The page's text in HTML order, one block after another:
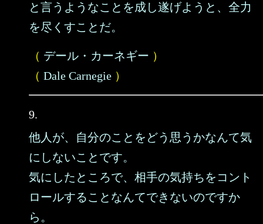
と言うようなことを成し遂げようと、全力
を尽くすことだ。
（ デール・カーネギー ）
（ Dale Carnegie ）
9.
他人が、自分のことをどう思うかなんて気
にしないことです。
気にしたところで、相手の気持ちをコント
ロールすることなんてできないのですか
ら。